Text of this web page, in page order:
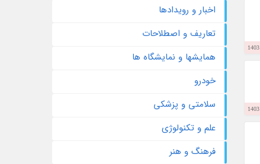
اخبار و رویدادها
تعاریف و اصطلاحات
همایشها و نمایشگاه ها
خودرو
سلامتی و پزشکی
علم و تکنولوژی
فرهنگ و هنر